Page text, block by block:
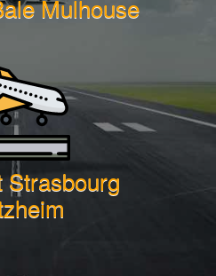
Mulhouse
Strasbourg